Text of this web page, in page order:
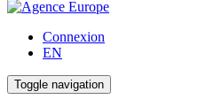
Connexion
EN
Toggle navigation